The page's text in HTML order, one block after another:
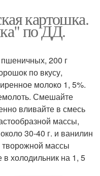
картошка.
по ДД.
пшеничных, 200 г
по вкусу,
молоко 1, 5%.
Смешайте
вливайте в смесь
массы,
30-40 г. и ванилин
творожной массы
холодильник на 1, 5